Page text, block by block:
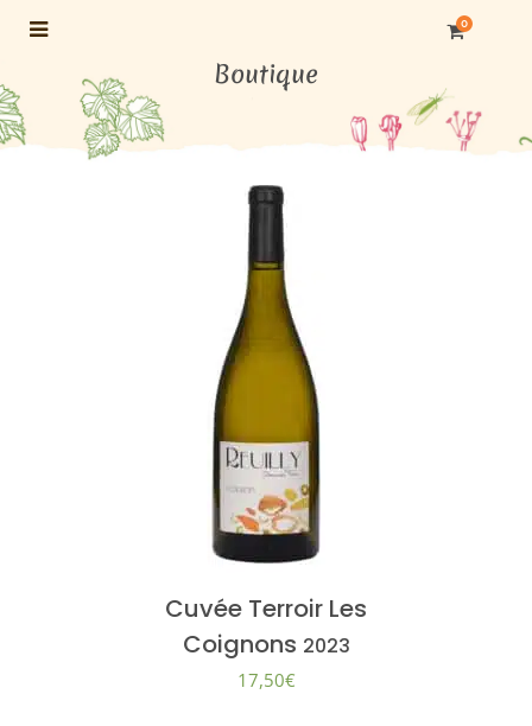
0
Boutique
Cuvée Terroir Les
Coignons 2023
17,50€